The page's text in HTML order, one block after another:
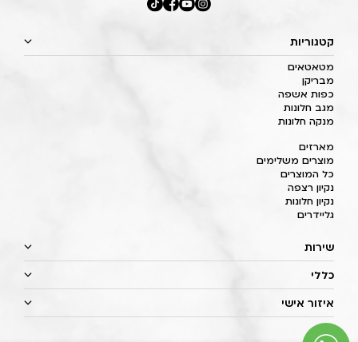
קטגוריות
מטאטאים
מבריקן
כפות אשפה
מגב חלונות
מנקה חלונות
מארזים
מוצרים משלימים
כל המוצרים
נקיון רצפה
נקיון חלונות
גליידרים
שירות
כללי
איזור אישי